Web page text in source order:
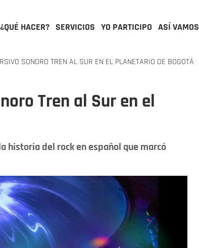
¿QUÉ HACER? SERVICIOS YO PARTICIPO ASÍ VAMOS
SONORO TREN AL SUR EN EL PLANETARIO DE BOGOTÁ
Tren al Sur en el
historia del rock en español que marcó